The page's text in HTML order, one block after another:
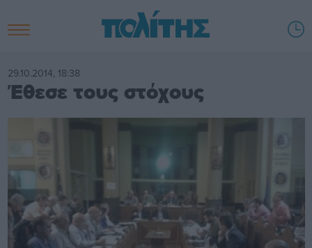
29.10.2014, 18:38
Έθεσε τους στόχους